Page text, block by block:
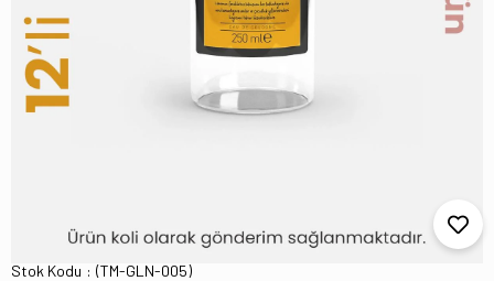
Kolonya, 250 ml
Stok Kodu (TM-GLN-005)